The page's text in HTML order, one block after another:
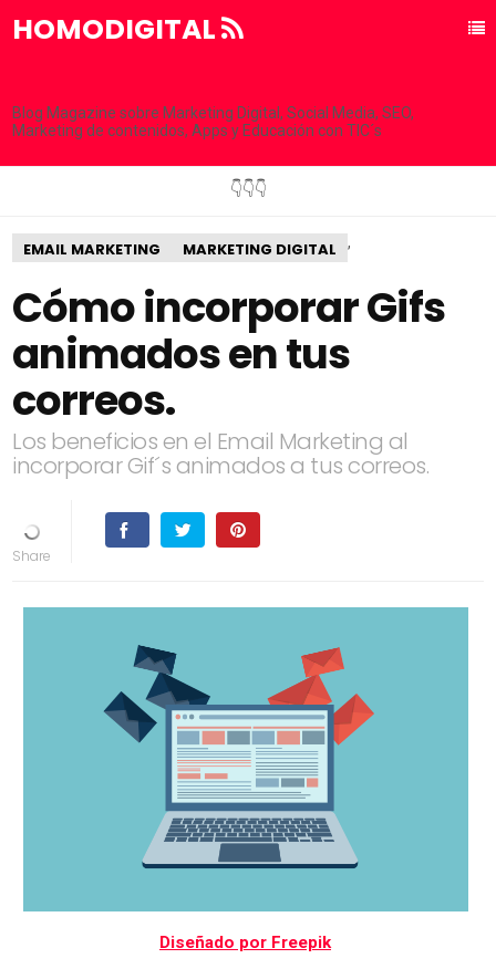
HOMODIGITAL
Blog Magazine sobre Marketing Digital, Social Media, SEO,
Marketing de contenidos, Apps y Educación con TIC´s
👇👇👇
EMAIL MARKETING ,
MARKETING DIGITAL
Cómo incorporar Gifs
animados en tus
correos.
Los beneficios en el Email Marketing al
incorporar Gif´s animados a tus correos.
Diseñado por Freepik